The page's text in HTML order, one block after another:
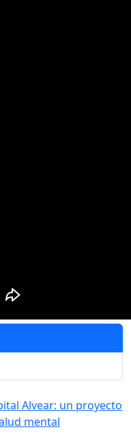
Alvear: un proyecto
mental